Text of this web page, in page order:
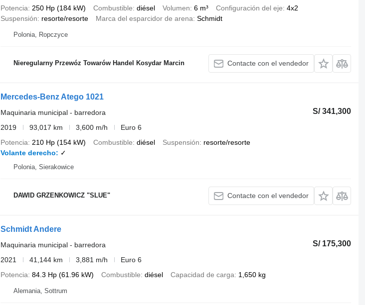
Potencia
250 Hp (184 kW) Combustible diésel Volumen 6 m³ Configuración del eje 4x2
Suspensión
resorte/resorte Marca del esparcidor de arena Schmidt
Polonia, Ropczyce
Nieregularny Przewóz Towarów Handel Kosydar Marcin Contacte con el vendedor
Mercedes-Benz Atego 1021
S/ 341,300
Maquinaria municipal - barredora
2019
93,017 km 3,600 m/h
Euro 6
Potencia
210 Hp (154 kW) Combustible diésel Suspensión
resorte/resorte
Volante derecho
✓
Polonia, Sierakowice
DAWID GRZENKOWICZ "SLUE" Contacte con el vendedor
Schmidt Andere
S/ 175,300
Maquinaria municipal - barredora
2021
41,144 km 3,881 m/h
Euro 6
Potencia 84.3 Hp (61.96 kW) Combustible diésel Capacidad de carga 1,650 kg
Alemania, Sottrum